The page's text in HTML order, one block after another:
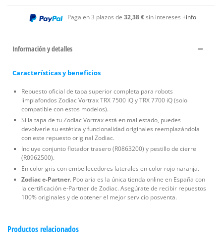
Paga en 3 plazos de 32,38 €sin intereses +info
Información y detalles
Características y beneficios
Repuesto oficial de tapa superior completa para robots
limpiafondos Zodiac Vortrax TRX 7500 iQ y TRX 7700 iQ (solo
compatible con estos modelos).
Si la tapa de tu Zodiac Vortrax está en mal estado, puedes
devolverle su estética y funcionalidad originales reemplazándola
con este repuesto original Zodiac.
Incluye conjunto flotador trasero (R0863200) y pestillo de cierre
(R0962500).
En color gris con embellecedores laterales en color rojo naranja.
Zodiac e-Partner. Poolaria es la única tienda online en España con
la certificación e-Partner de Zodiac. Asegúrate de recibir repuestos
100% originales y de obtener el mejor servicio posventa.
Productos relacionados